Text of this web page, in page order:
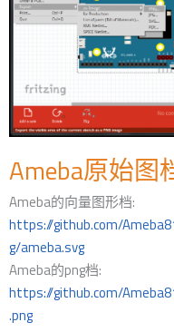
Ameba原始图
Ameba的向量图形档:
https://github.com/
g/ameba.svg
Ameba的png档:
https://github.com/
.png